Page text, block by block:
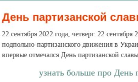
День партизанской
22 сентября 2022 года, четверг. 22
подпольно-партизанского движения в
впервые отмечался День партизанской
узнать больше про День